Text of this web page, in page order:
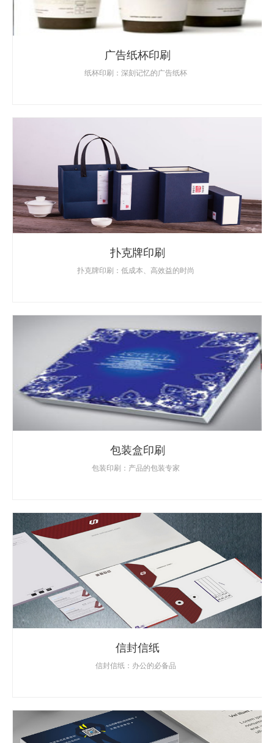
广告纸杯印刷
纸杯印刷：深刻记忆的广告纸杯
扑克牌印刷
扑克牌印刷：低成本、高效益的时尚
包装盒印刷
包装印刷：产品的包装专家
信封信纸
信封信纸：办公的必备品